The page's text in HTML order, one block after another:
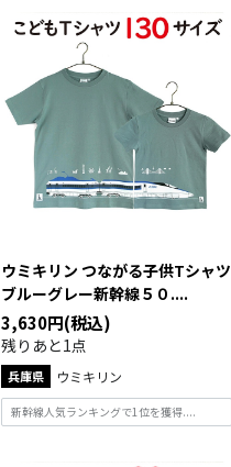
ウミキリン つながる子供Tシャツ
ブルーグレー新幹線５０....
3,630円(税込)
残りあと1点
兵庫県 ウミキリン
新幹線人気ランキングで1位を獲得....